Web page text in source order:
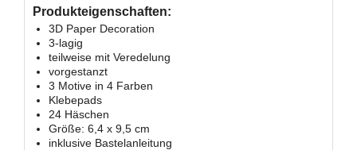
Produkteigenschaften:
3D Paper Decoration
3-lagig
teilweise mit Veredelung
vorgestanzt
3 Motive in 4 Farben
Klebepads
24 Häschen
Größe: 6,4 x 9,5 cm
inklusive Bastelanleitung